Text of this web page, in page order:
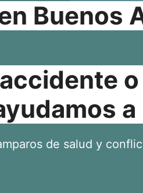
Buenos
de salud y